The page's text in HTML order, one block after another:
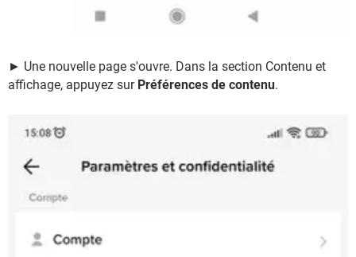
► Une nouvelle page s'ouvre. Dans la section Contenu et
affichage, appuyez sur Préférences de contenu.